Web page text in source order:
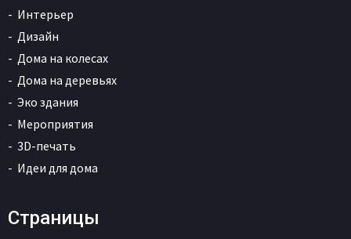
Интерьер
Дизайн
Дома на колесах
Дома на деревьях
Эко здания
Мероприятия
3D-печать
Идеи для дома
Страницы